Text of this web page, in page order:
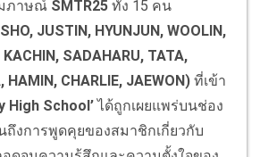
ภาษณ์ SMTR25 ทั้ง 15 คน
JUSTIN, HYUNJUN, WOOLIN,
KACHIN, SADAHARU, TATA,
HAMIN, CHARLIE, JAEWON) ที่เข้า
High School’ได้ถูกเผยแพร่บนช่อง
นถึงการพูดคุยของสมาชิกเกี่ยวกับ